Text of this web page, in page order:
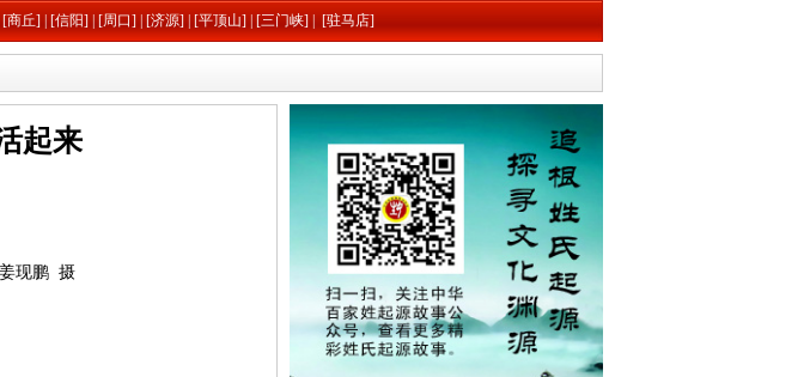
[商丘] [信阳] [周口] [济源] [平顶山] [三门峡] [驻马店]
起来
现鹏 摄